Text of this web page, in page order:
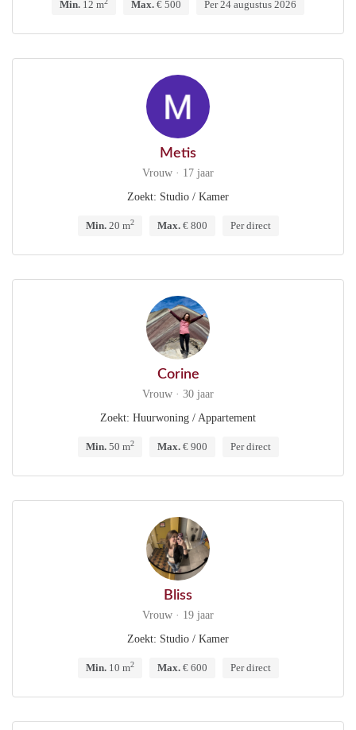
Min. 12 m Max. € 500 Per 24 augustus 2026
Metis
Vrouw · 17 jaar
Zoekt: Studio / Kamer
Min.20 m2 Max.€ 800 Per direct
Corine
Vrouw · 30 jaar
Zoekt: Huurwoning / Appartement
Min.50 m2 Max.€ 900 Per direct
Bliss
Vrouw · 19 jaar
Zoekt: Studio / Kamer
Min.10 m2 Max.€ 600 Per direct